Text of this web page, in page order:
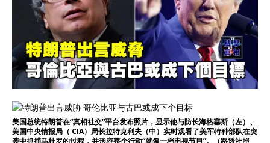
美国总统特朗普在“真相社交“平台发布照片，显示他与防长海格塞斯（左）、
美国中央情报局（ CIA）局长拉特克利夫（中）实时观看了美军特种部队在突